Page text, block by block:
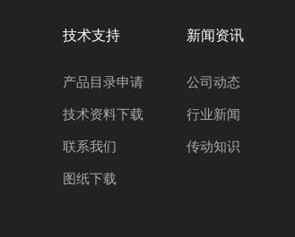
技术支持
产品目录申请
技术资料下载
联系我们
图纸下载
新闻资讯
公司动态
行业新闻
传动知识